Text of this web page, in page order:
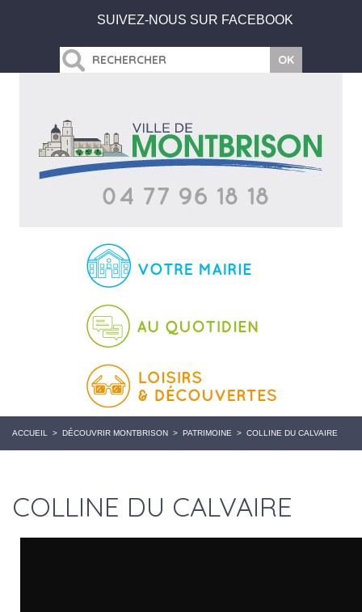
SUIVEZ-NOUS SUR FACEBOOK
ACCUEIL > DÉCOUVRIR MONTBRISON > PATRIMOINE > COLLINE DU CALVAIRE
COLLINE DU CALVAIRE